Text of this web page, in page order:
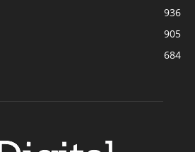
936
905
684